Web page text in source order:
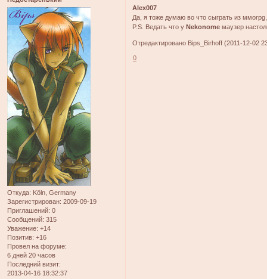
Откуда: Köln, Germany
Зарегистрирован: 2009-09-19
Приглашений: 0
Сообщений: 315
Уважение: +14
Позитив: +16
Провел на форуме:
6 дней 20 часов
Последний визит:
2013-04-16 18:32:37
Alex007
Да, я тоже думаю во что сыграть из
P.S. Ведать что уNekonome маузер
Отредактировано Bips_Birhoff (2011-12-02
0